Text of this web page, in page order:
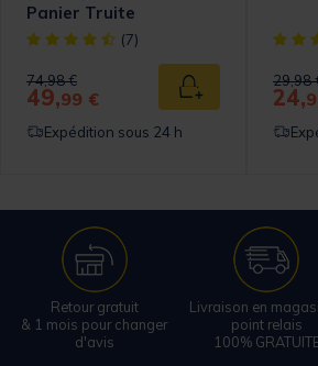
Rating
panier
Panier Truite
[object Object] out of 5 Customer
(7)
Price reduced from
74,98 €to
49,99 € Ajouter au
Expédition sous 24 h
Price
29,98
24,
Retour gratuit
& 1 mois pour changer
d'avis
Livraison en
point relais
100%